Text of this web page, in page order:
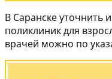
В Саранске уточнить
поликлиник для
врачей можно по